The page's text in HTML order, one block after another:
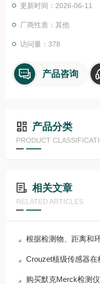
瑞 德森瑞 德森瑞 德国
更新时间：2026-06-11
厂商性质：其他
访问量：378
产品咨询
产品分类
PRODUCT
相关文章
RELATED ARTICLES
根据检测物、距离和环
Crouzet核级传感器
购买默克Merck检测